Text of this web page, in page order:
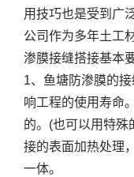
用技巧也是受到广
公司作为多年土工
渗膜接缝搭接基本
1、鱼塘防渗膜的
响工程的使用寿命
的。(也可以用特殊
接的表面加热处理
一体。